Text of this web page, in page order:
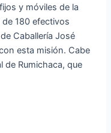
y móviles de la
180 efectivos
Caballería José
esta misión. Cabe
de Rumichaca, que